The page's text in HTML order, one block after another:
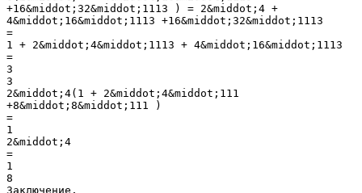
+16&middot;32&middot;1113 ) = 2&middot;4 +
4&middot;16&middot;1113 +16&middot;32&middot;1113
=
1 + 2&middot;4&middot;1113 + 4&middot;16&middot;1113
=
3
3
2&middot;4(1 + 2&middot;4&middot;111
+8&middot;8&middot;111 )
=
1
2&middot;4
=
1
8
Заключение.